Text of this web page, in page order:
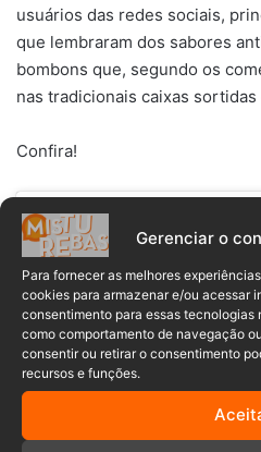
Gerenciar o
Para fornecer as melhores
cookies para armazenar e/ou acessar
consentimento para essas tecnologias
como comportamento de navegação
consentir ou retirar o consentimento
recursos e funções.
usuários das redes sociais,
que lembraram dos sabores
bombons que, segundo os
nas tradicionais caixas sortidas
Confira!